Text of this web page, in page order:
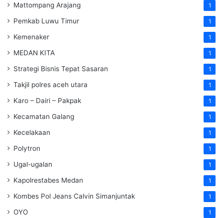
Mattompang Arajang 1
Pemkab Luwu Timur 1
Kemenaker 1
MEDAN KITA 1
Strategi Bisnis Tepat Sasaran 1
Takjil polres aceh utara 1
Karo – Dairi – Pakpak 1
Kecamatan Galang 1
Kecelakaan 1
Polytron 1
Ugal-ugalan 1
Kapolrestabes Medan 1
Kombes Pol Jeans Calvin Simanjuntak 1
OYO 1